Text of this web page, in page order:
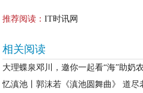
推荐阅读：IT时讯网
相关阅读
大理蝶泉邓川，邀你一起看“海”助奶农
忆滇池丨郭沫若《滇池圆舞曲》 道尽